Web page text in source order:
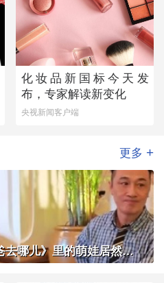
化妆品新国标今天发
布，专家解读新变化
央视新闻客户端
更多 +
时光太残酷！当年《爸爸去哪儿》里的萌娃居然长成了这样？